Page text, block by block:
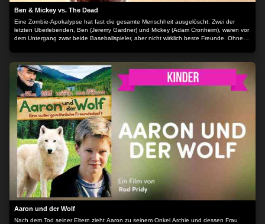
Ben & Mickey vs. The Dead
Eine Zombie-Apokalypse hat fast die gesamte Menschheit ausgelöscht. Zwei der
letzten Überlebenden, Ben (Jeremy Gardner) und Mickey (Adam Cronheim), waren vor
dem Untergang zwar beide Baseballspieler, aber nicht wirklich beste Freunde. Ohne
verlassenes Land, erwehren sich überraschender Zombie-Attacken und hadern mit
den Eigenarten des jeweils anderen. Während Ben sich mit dem rauhen Alltag
abfindet, hat sich der fast permanent mit Kopfhörern ausgestattete Mickey eine
hoffnungslos romantische Ader bewahrt. Verzweifelt sucht er nach Überbleibseln der
vergangenen Tage und Kontakt zu Überlebenden. Als ihm dieser gelingt und die
beiden Buddys auf eine kleine Gruppe Menschen treffen, geraten die Dinge außer
Kontrolle…! Der Inhalt wird bereitgestellt von: PLAION PICTURES GmbH, Lochhamer
Str. 9, 82152 Planegg/München
Aaron und der Wolf
Nach dem Tod seiner Eltern zieht Aaron zu seinem Onkel Archie und dessen Frau